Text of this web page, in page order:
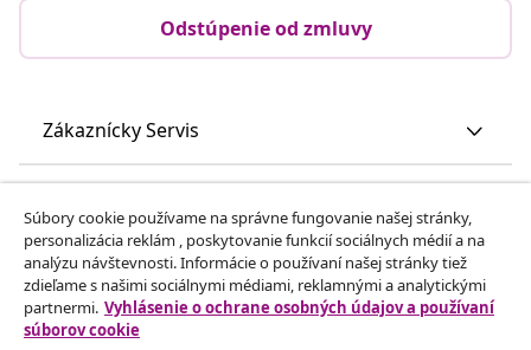
Odstúpenie od zmluvy
Zákaznícky Servis
vidaXL
Nájdite viac
Súbory cookie používame na správne fungovanie našej stránky,
personalizácia reklám , poskytovanie funkcií sociálnych médií a na
analýzu návštevnosti. Informácie o používaní našej stránky tiež
zdieľame s našimi sociálnymi médiami, reklamnými a analytickými
partnermi. Vyhlásenie o ochrane osobných údajov a používaní
súborov cookie